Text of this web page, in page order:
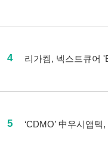
4 리가켐, 넥스트큐어
5 ‘CDMO’ 中우시앱